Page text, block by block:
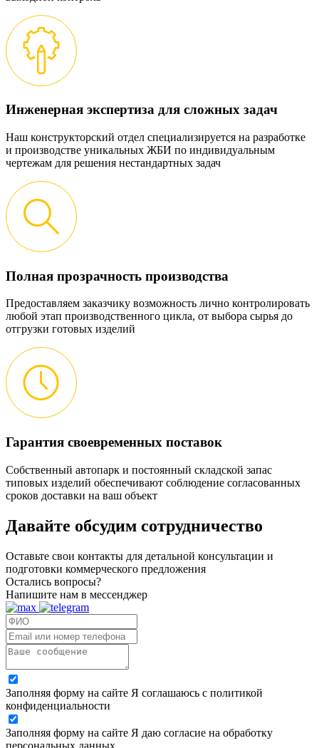
Инженерная экспертиза для сложных задач
Наш конструкторский отдел специализируется на разработке
и производстве уникальных ЖБИ по индивидуальным
чертежам для решения нестандартных задач
Полная прозрачность производства
Предоставляем заказчику возможность лично контролировать
любой этап производственного цикла, от выбора сырья до
отгрузки готовых изделий
Гарантия своевременных поставок
Собственный автопарк и постоянный складской запас
типовых изделий обеспечивают соблюдение согласованных
сроков доставки на ваш объект
Давайте обсудим сотрудничество
Оставьте свои контакты для детальной консультации и
подготовки коммерческого предложения
Остались вопросы?
Напишите нам в мессенджер
Заполняя форму на сайте Я соглашаюсь с политикой
конфиденциальности
Заполняя форму на сайте Я даю согласие на обработку
персональных данных.